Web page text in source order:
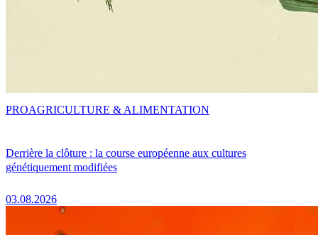
Derrière la clôture : la course européenne aux cultures
génétiquement modifiées
03.08.2026
PROAGRICULTURE & ALIMENTATION